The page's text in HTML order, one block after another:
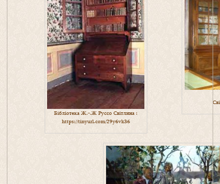
Бібліотека Ж.-.Ж Руссо Світлина :
https://tinyurl.com/29y6vk36